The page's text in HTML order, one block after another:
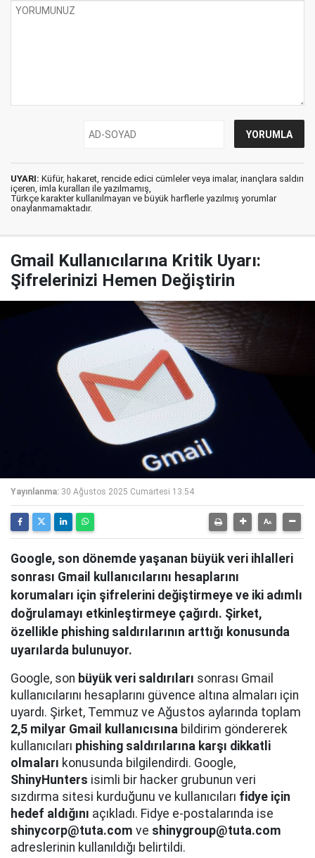
UYARI: Küfür, hakaret, rencide edici cümleler veya imalar, inançlara saldırı
içeren, imla kuralları ile yazılmamış,
Türkçe karakter kullanılmayan ve büyük harflerle yazılmış yorumlar
onaylanmamaktadır.
Gmail Kullanıcılarına Kritik Uyarı:
Şifrelerinizi Hemen Değiştirin
Yayınlanma: 30 Ağustos 2025 Cumartesi 13:54
Google, son dönemde yaşanan büyük veri ihlalleri
sonrası Gmail kullanıcılarını hesaplarını
korumaları için şifrelerini değiştirmeye ve iki adımlı
doğrulamayı etkinleştirmeye çağırdı. Şirket,
özellikle phishing saldırılarının arttığı konusunda
uyarılarda bulunuyor.
Google, son büyük veri saldırıları sonrası Gmail
kullanıcılarını hesaplarını güvence altına almaları için
uyardı. Şirket, Temmuz ve Ağustos aylarında toplam
2,5 milyar Gmail kullanıcısına bildirim göndererek
kullanıcıları phishing saldırılarına karşı dikkatli
olmaları konusunda bilgilendirdi. Google,
ShinyHunters isimli bir hacker grubunun veri
sızdırma sitesi kurduğunu ve kullanıcıları fidye için
hedef aldığını açıkladı. Fidye e-postalarında ise
shinycorp@tuta.com ve shinygroup@tuta.com
adreslerinin kullanıldığı belirtildi.